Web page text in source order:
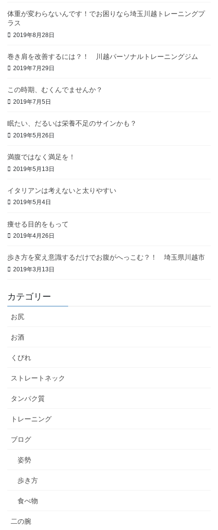
体重が変わらないんです！でお困りなら埼玉川越トレーニングプ
ラス
2019年8月28日
巻き肩を改善するには？！ 川越パーソナルトレーニングジム
2019年7月29日
この時期、むくんでませんか？
2019年7月5日
眠たい、だるいは栄養不足のサインかも？
2019年5月26日
満腹ではなく満足を！
2019年5月13日
イタリアンは考えないと太りやすい
2019年5月4日
痩せる目的をもって
2019年4月26日
歩き方を変え意識するだけでお腹がへっこむ？！ 埼玉県川越市
2019年3月13日
カテゴリー
お尻
お酒
くびれ
ストレートネック
タンパク質
トレーニング
ブログ
姿勢
歩き方
食べ物
二の腕